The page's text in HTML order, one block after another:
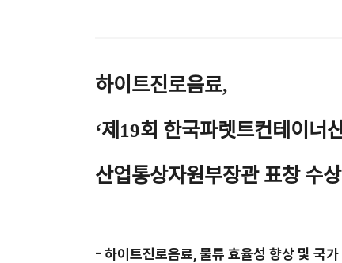
하이트진로음료,
‘제 19회 한국파렛트컨테이너
산업통상자원부장관 표창 수상
- 하이트진로음료 물류 효율성 향상 및 국